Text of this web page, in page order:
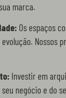
marca.
Os espaços
Investir em
negócio e do